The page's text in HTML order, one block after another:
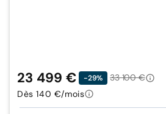
23 499 € -29%
33 100 €
Dès 140 €/mois